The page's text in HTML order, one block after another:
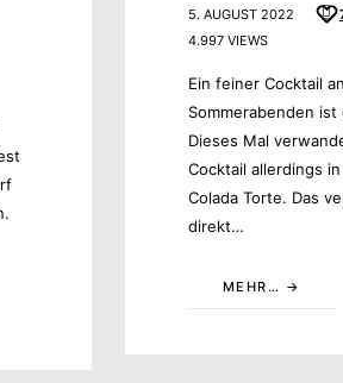
5. AUGUST 2022
4.997 VIEWS
Ein feiner Cocktail
Sommerabenden
Dieses Mal
Cocktail allerdings
Colada Torte. Das
direkt…
MEHR…